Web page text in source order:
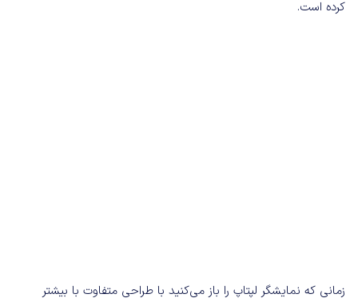
کرده است.
زمانی که نمایشگر لپتاپ را باز می‌کنید با طراحی متفاوت با بیشتر